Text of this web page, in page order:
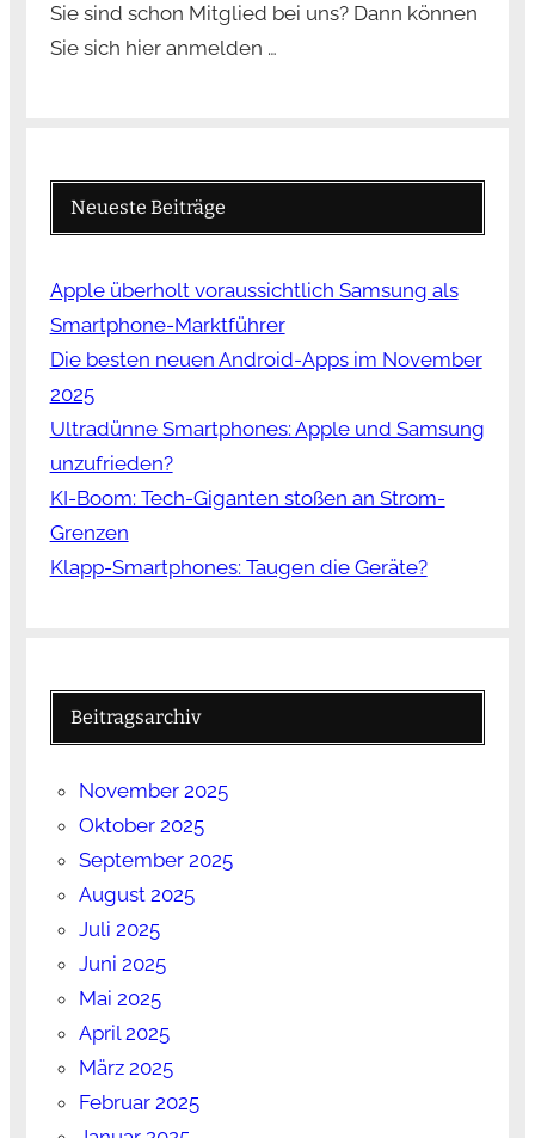
Sie sind schon Mitglied bei uns? Dann können
Sie sich hier anmelden …
Neueste Beiträge
Apple überholt voraussichtlich Samsung als
Smartphone-Marktführer
Die besten neuen Android-Apps im November
2025
Ultradünne Smartphones: Apple und Samsung
unzufrieden?
KI-Boom: Tech-Giganten stoßen an Strom-
Grenzen
Klapp-Smartphones: Taugen die Geräte?
Beitragsarchiv
November 2025
Oktober 2025
September 2025
August 2025
Juli 2025
Juni 2025
Mai 2025
April 2025
März 2025
Februar 2025